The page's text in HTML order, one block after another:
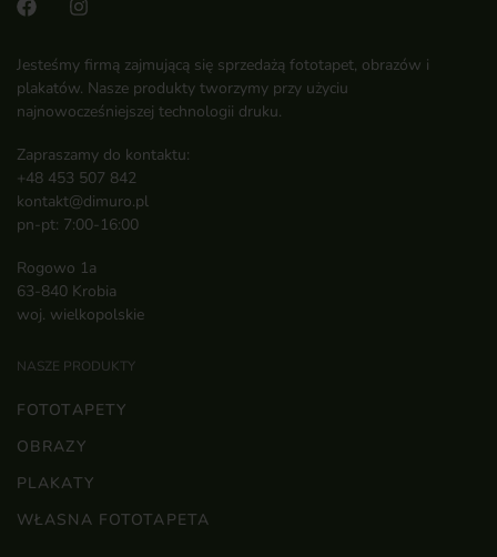
Jesteśmy firmą zajmującą się sprzedażą fototapet, obrazów i
plakatów. Nasze produkty tworzymy przy użyciu
najnowocześniejszej technologii druku.
Zapraszamy do kontaktu:
+48 453 507 842
kontakt@dimuro.pl
pn-pt: 7:00-16:00
Rogowo 1a
63-840 Krobia
woj. wielkopolskie
NASZE PRODUKTY
FOTOTAPETY
OBRAZY
PLAKATY
WŁASNA FOTOTAPETA